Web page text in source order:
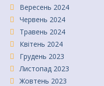
Вересень 2024
Червень 2024
Травень 2024
Квітень 2024
Грудень 2023
Листопад 2023
Жовтень 2023